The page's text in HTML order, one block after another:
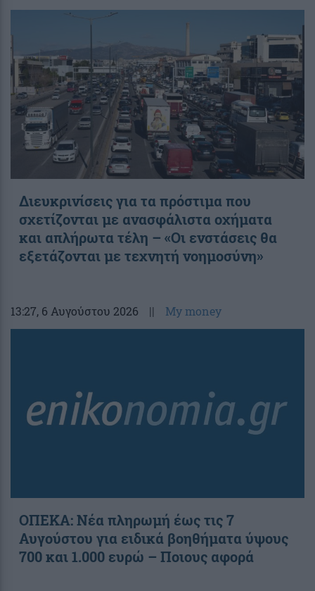
Διευκρινίσεις για τα πρόστιμα που
σχετίζονται με ανασφάλιστα οχήματα
και απλήρωτα τέλη – «Οι ενστάσεις θα
εξετάζονται με τεχνητή νοημοσύνη»
13:27, 6 Αυγούστου 2026 || My money
ΟΠΕΚΑ: Νέα πληρωμή έως τις 7
Αυγούστου για ειδικά βοηθήματα ύψους
700 και 1.000 ευρώ – Ποιους αφορά